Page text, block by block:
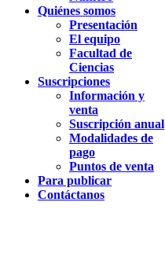
Quiénes somos
Presentación
El equipo
Facultad de
Ciencias
Suscripciones
Información y
venta
Suscripción anual
Modalidades de
pago
Puntos de venta
Para publicar
Contáctanos